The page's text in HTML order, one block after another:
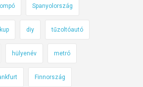
Spanyolország
diy tűzoltóautó
hülyenév metró
Finnország